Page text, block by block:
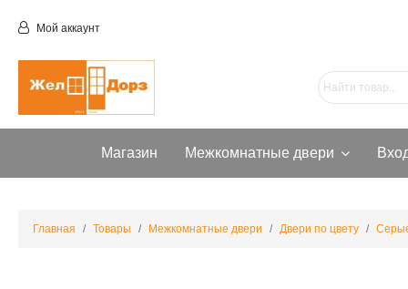
Мой аккаунт
Магазин Межкомнатные двери
Главная Товары Межкомнатные двери Двери по цвету